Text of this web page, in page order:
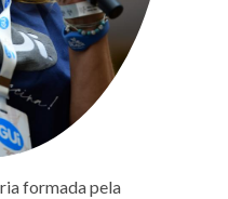
formada pela